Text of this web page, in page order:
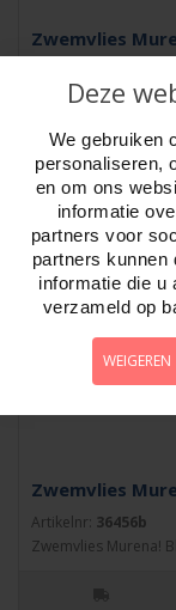
Zwemvlies
Zwemvlies Murena!
Zwemvlies
Artikelnr: 36456b
Zwemvlies Murena!
Deze
We gebruiken
personaliseren,
en om ons
informatie
partners voor
partners kunnen
informatie die u
verzameld op
WEIGEREN